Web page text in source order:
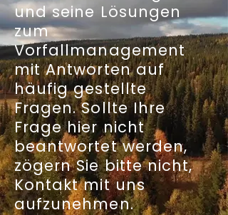
und seine Lösungen
zum
Vorfallmanagement
mit Antworten auf
häufig gestellte
Fragen. Sollte Ihre
Frage hier nicht
beantwortet werden,
zögern Sie bitte nicht,
Kontakt mit uns
aufzunehmen.